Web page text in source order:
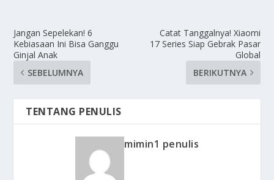
Jangan Sepelekan! 6
Kebiasaan Ini Bisa Ganggu
Ginjal Anak
SEBELUMNYA
Catat Tanggalnya! Xiaomi
17 Series Siap Gebrak Pasar
Global
BERIKUTNYA
TENTANG PENULIS
mimin1 penulis